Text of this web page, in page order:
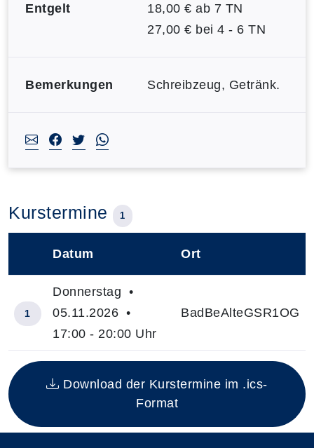
Entgelt
18,00 € ab 7 TN
27,00 € bei 4 - 6 TN
Bemerkungen Schreibzeug, Getränk.
Kurstermine 1
Insgesamt gibt es 1 Termine zum diesen Kurs
Datum Ort
1
Donnerstag •
05.11.2026 •
17:00 - 20:00 Uhr
BadBeAlteGSR1OG
Download der Kurstermine im .ics-
Format